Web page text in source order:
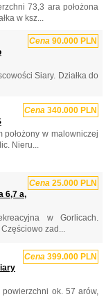
73,3 ara położona
w ksz...
Cena 90.000 PLN
Siary. Działka do
Cena 340.000 PLN
położony w malowniczej
Nieru...
Cena 25.000 PLN
6,7 a,
w Gorlicach.
zad...
Cena 399.000 PLN
ok. 57 arów,